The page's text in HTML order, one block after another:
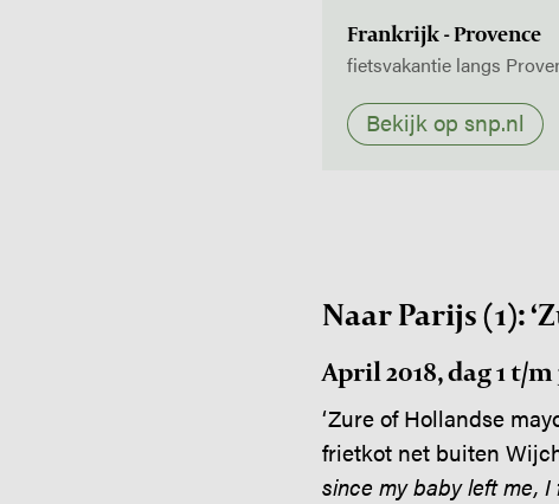
Frankrijk - Provence
fietsvakantie langs
Bekijk op snp.nl
Naar Parijs (1):
April 2018, dag 1 t/
‘Zure of Hollandse
frietkot net buiten
since my baby left me,